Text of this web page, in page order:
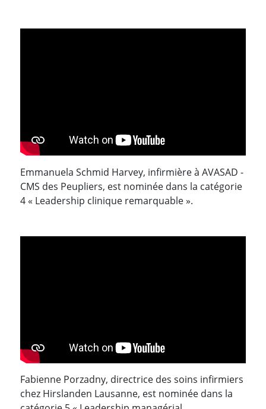
Emmanuela Schmid Harvey, infirmière à AVASAD -
CMS des Peupliers, est nominée dans la catégorie
4 « Leadership clinique remarquable ».
Fabienne Porzadny, directrice des soins infirmiers
chez Hirslanden Lausanne, est nominée dans la